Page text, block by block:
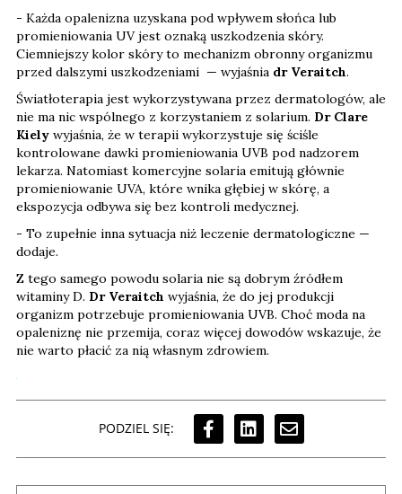
- Każda opalenizna uzyskana pod wpływem słońca lub
promieniowania UV jest oznaką uszkodzenia skóry.
Ciemniejszy kolor skóry to mechanizm obronny organizmu
przed dalszymi uszkodzeniami — wyjaśnia dr Veraitch.
Światłoterapia jest wykorzystywana przez dermatologów, ale
nie ma nic wspólnego z korzystaniem z solarium. Dr Clare
Kiely wyjaśnia, że w terapii wykorzystuje się ściśle
kontrolowane dawki promieniowania UVB pod nadzorem
lekarza. Natomiast komercyjne solaria emitują głównie
promieniowanie UVA, które wnika głębiej w skórę, a
ekspozycja odbywa się bez kontroli medycznej.
- To zupełnie inna sytuacja niż leczenie dermatologiczne —
dodaje.
Z tego samego powodu solaria nie są dobrym źródłem
witaminy D. Dr Veraitch wyjaśnia, że do jej produkcji
organizm potrzebuje promieniowania UVB. Choć moda na
opaleniznę nie przemija, coraz więcej dowodów wskazuje, że
nie warto płacić za nią własnym zdrowiem.
PODZIEL SIĘ: